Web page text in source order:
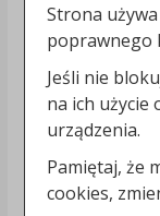
Strona
poprawnego
Jeśli nie
na ich użycie
urządzenia.
Pamiętaj, że
cookies,